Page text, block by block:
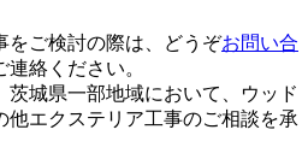
をご検討の際は、どうぞお問い合
絡ください。
城県一部地域において、ウッド
他エクステリア工事のご相談を承